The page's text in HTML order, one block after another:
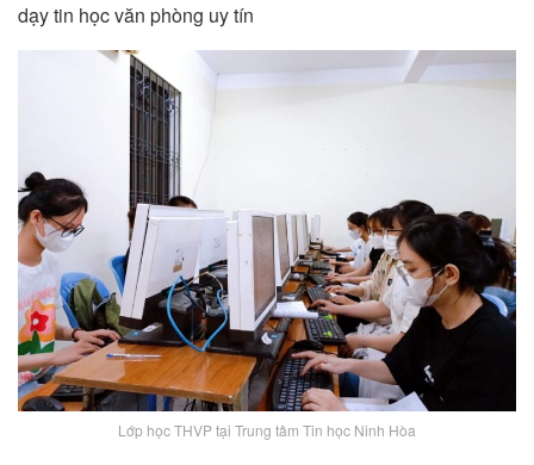
dạy tin học văn phòng uy tín
Lớp học THVP tại Trung tâm Tin học Ninh Hòa